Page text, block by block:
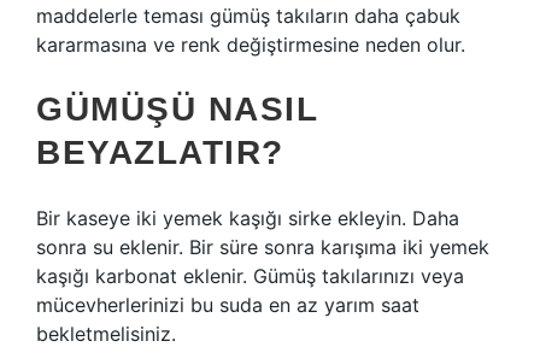
maddelerle teması gümüş takıların daha çabuk
kararmasına ve renk değiştirmesine neden olur.
GÜMÜŞÜ NASIL
BEYAZLATIR?
Bir kaseye iki yemek kaşığı sirke ekleyin. Daha
sonra su eklenir. Bir süre sonra karışıma iki yemek
kaşığı karbonat eklenir. Gümüş takılarınızı veya
mücevherlerinizi bu suda en az yarım saat
bekletmelisiniz.